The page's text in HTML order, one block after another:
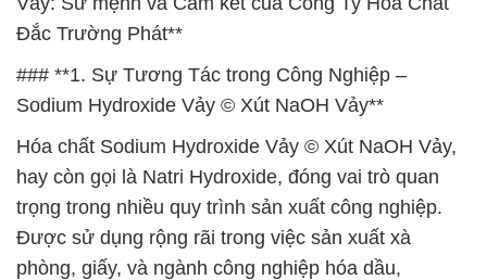
Đắc Trường Phát**
### **1. Sự Tương Tác trong Công Nghiệp –
Sodium Hydroxide Vảy © Xút NaOH Vảy**
Hóa chất Sodium Hydroxide Vảy © Xút NaOH Vảy,
hay còn gọi là Natri Hydroxide, đóng vai trò quan
trọng trong nhiều quy trình sản xuất công nghiệp.
Được sử dụng rộng rãi trong việc sản xuất xà
phòng, giấy, và ngành công nghiệp hóa dầu,